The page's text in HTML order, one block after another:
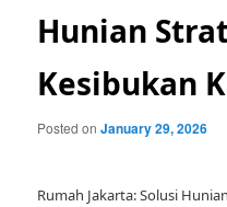
Hunian
Kesibukan
Posted onJanuary 29, 2026
Rumah Jakarta: Solusi